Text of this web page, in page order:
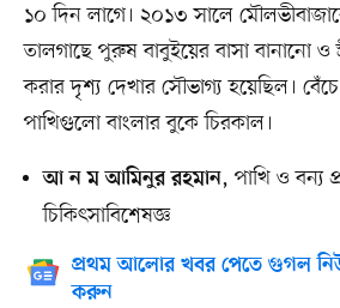
১০ দিন লাগে। ২০১৩ সালে
তালগাছে পুরুষ বাবুইয়ের বাসা বানানো ও
করার দৃশ্য দেখার সৌভাগ্য হয়েছিল।
পাখিগুলো বাংলার বুকে চিরকাল।
আ ন ম আমিনুর রহমান, পাখি ও বন্য
চিকিৎসাবিশেষজ্ঞ
প্রথম আলোর খবর পেতে গুগল
করুন